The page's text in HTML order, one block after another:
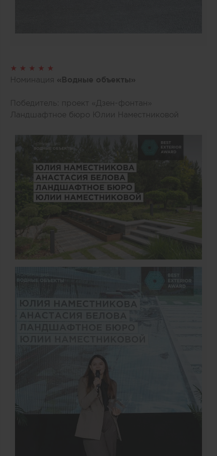
★ ★ ★ ★ ★
Номинация «Водные объекты»
Победитель: проект «Дзен-фонтан»
Ландшафтное бюро Юлии Наместниковой